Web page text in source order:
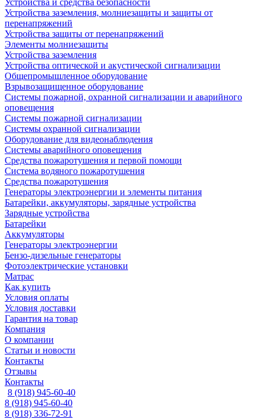
Устройства и средства безопасности
Устройства заземления, молниезащиты и защиты от
перенапряжений
Устройства защиты от перенапряжений
Элементы молниезащиты
Устройства заземления
Устройства оптической и акустической сигнализации
Общепромышленное оборудование
Взрывозащищенное оборудование
Системы пожарной, охранной сигнализации и аварийного
оповещения
Системы пожарной сигнализации
Системы охранной сигнализации
Оборудование для видеонаблюдения
Системы аварийного оповещения
Средства пожаротушения и первой помощи
Система водяного пожаротушения
Средства пожаротушения
Генераторы электроэнергии и элементы питания
Батарейки, аккумуляторы, зарядные устройства
Зарядные устройства
Батарейки
Аккумуляторы
Генераторы электроэнергии
Бензо-дизельные генераторы
Фотоэлектрические установки
Матрас
Как купить
Условия оплаты
Условия доставки
Гарантия на товар
Компания
О компании
Статьи и новости
Контакты
Отзывы
Контакты
8 (918) 945-60-40
8 (918) 945-60-40
8 (918) 336-72-91